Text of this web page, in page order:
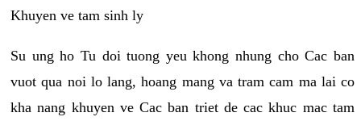
Khuyen ve tam sinh ly
Su ung ho Tu doi tuong yeu khong nhung cho Cac ban
vuot qua noi lo lang, hoang mang va tram cam ma lai co
kha nang khuyen ve Cac ban triet de cac khuc mac tam